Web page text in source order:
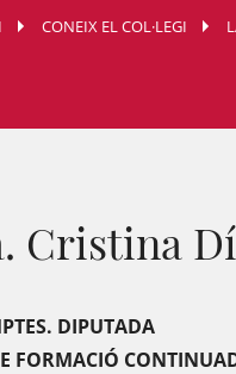
CONEIX EL COL·LEGI
Cristina
DIPUTADA
FORMACIÓ